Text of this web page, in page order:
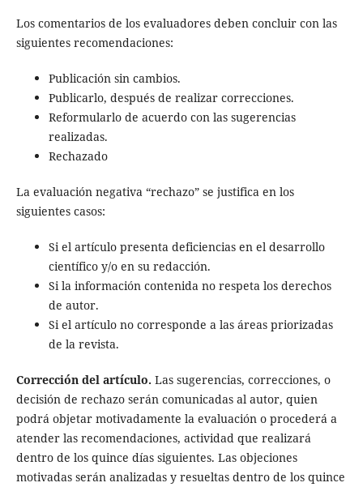
Los comentarios de los evaluadores deben concluir con las
siguientes recomendaciones:
Publicación sin cambios.
Publicarlo, después de realizar correcciones.
Reformularlo de acuerdo con las sugerencias
realizadas.
Rechazado
La evaluación negativa “rechazo” se justifica en los
siguientes casos:
Si el artículo presenta deficiencias en el desarrollo
científico y/o en su redacción.
Si la información contenida no respeta los derechos
de autor.
Si el artículo no corresponde a las áreas priorizadas
de la revista.
Corrección del artículo. Las sugerencias, correcciones, o
decisión de rechazo serán comunicadas al autor, quien
podrá objetar motivadamente la evaluación o procederá a
atender las recomendaciones, actividad que realizará
dentro de los quince días siguientes. Las objeciones
motivadas serán analizadas y resueltas dentro de los quince